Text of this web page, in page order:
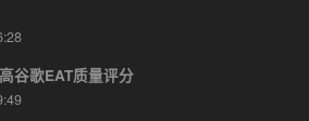
谷歌EAT质量评分